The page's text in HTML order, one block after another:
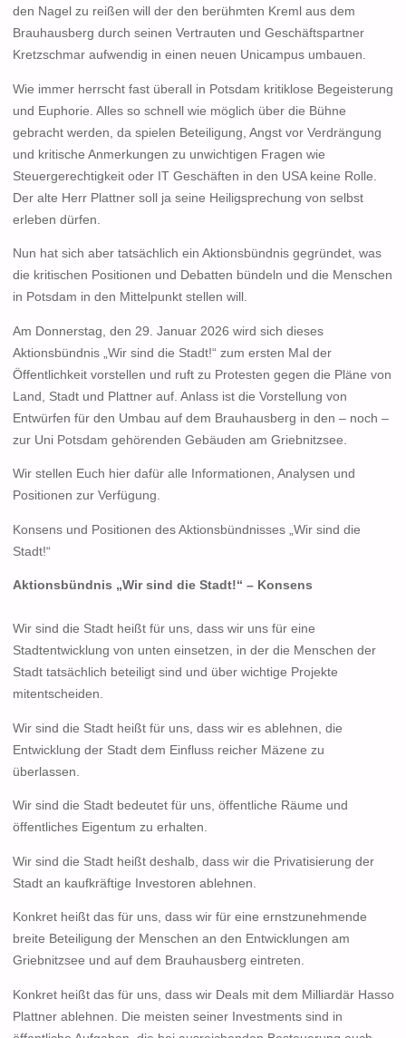
den Nagel zu reißen will der den berühmten Kreml aus dem
Brauhausberg durch seinen Vertrauten und Geschäftspartner
Kretzschmar aufwendig in einen neuen Unicampus umbauen.
Wie immer herrscht fast überall in Potsdam kritiklose Begeisterung
und Euphorie. Alles so schnell wie möglich über die Bühne
gebracht werden, da spielen Beteiligung, Angst vor Verdrängung
und kritische Anmerkungen zu unwichtigen Fragen wie
Steuergerechtigkeit oder IT Geschäften in den USA keine Rolle.
Der alte Herr Plattner soll ja seine Heiligsprechung von selbst
erleben dürfen.
Nun hat sich aber tatsächlich ein Aktionsbündnis gegründet, was
die kritischen Positionen und Debatten bündeln und die Menschen
in Potsdam in den Mittelpunkt stellen will.
Am Donnerstag, den 29. Januar 2026 wird sich dieses
Aktionsbündnis „Wir sind die Stadt!“ zum ersten Mal der
Öffentlichkeit vorstellen und ruft zu Protesten gegen die Pläne von
Land, Stadt und Plattner auf. Anlass ist die Vorstellung von
Entwürfen für den Umbau auf dem Brauhausberg in den – noch –
zur Uni Potsdam gehörenden Gebäuden am Griebnitzsee.
Wir stellen Euch hier dafür alle Informationen, Analysen und
Positionen zur Verfügung.
Konsens und Positionen des Aktionsbündnisses „Wir sind die
Stadt!“
Aktionsbündnis „Wir sind die Stadt!“ – Konsens
Wir sind die Stadt heißt für uns, dass wir uns für eine
Stadtentwicklung von unten einsetzen, in der die Menschen der
Stadt tatsächlich beteiligt sind und über wichtige Projekte
mitentscheiden.
Wir sind die Stadt heißt für uns, dass wir es ablehnen, die
Entwicklung der Stadt dem Einfluss reicher Mäzene zu
überlassen.
Wir sind die Stadt bedeutet für uns, öffentliche Räume und
öffentliches Eigentum zu erhalten.
Wir sind die Stadt heißt deshalb, dass wir die Privatisierung der
Stadt an kaufkräftige Investoren ablehnen.
Konkret heißt das für uns, dass wir für eine ernstzunehmende
breite Beteiligung der Menschen an den Entwicklungen am
Griebnitzsee und auf dem Brauhausberg eintreten.
Konkret heißt das für uns, dass wir Deals mit dem Milliardär Hasso
Plattner ablehnen. Die meisten seiner Investments sind in